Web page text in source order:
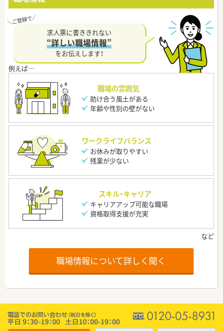
求人票に書ききれない
“詳しい職場情報”
をお伝えします！
職場の雰囲気
助け合う風土がある
年齢や性別の壁がない
ワークライフバランス
お休みが取りやすい
残業が少ない
スキル・キャリア
キャリアアップ可能な職場
資格取得支援が充実
職場情報について詳しく聞く